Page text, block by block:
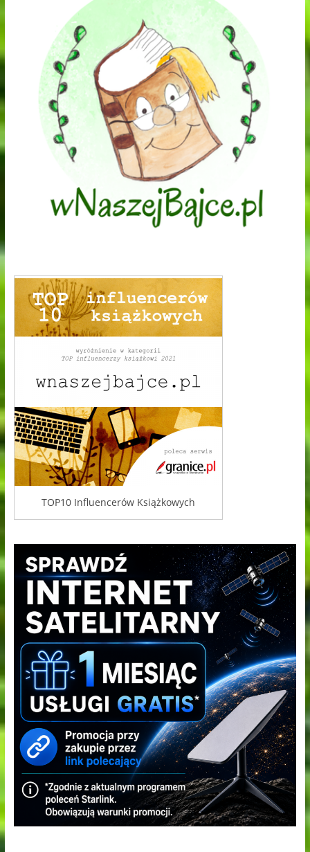
TOP10 Influencerów Książkowych